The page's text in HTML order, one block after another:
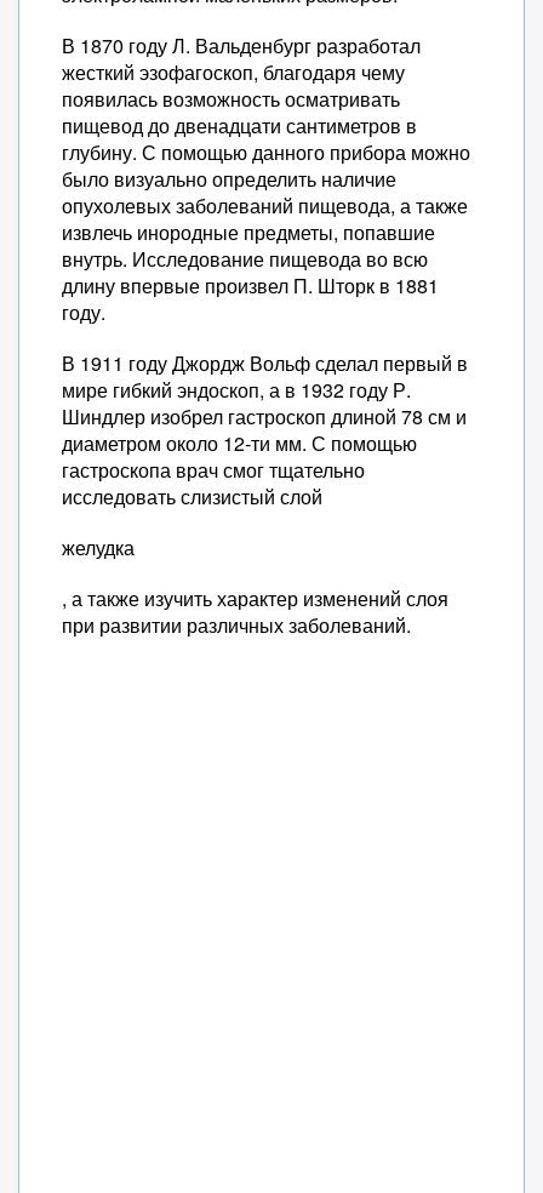
В 1870 году Л. Вальденбург разработал
жесткий эзофагоскоп, благодаря чему
появилась возможность осматривать
пищевод до двенадцати сантиметров в
глубину. С помощью данного прибора можно
было визуально определить наличие
опухолевых заболеваний пищевода, а также
извлечь инородные предметы, попавшие
внутрь. Исследование пищевода во всю
длину впервые произвел П. Шторк в 1881
году.
В 1911 году Джордж Вольф сделал первый в
мире гибкий эндоскоп, а в 1932 году Р.
Шиндлер изобрел гастроскоп длиной 78 см и
диаметром около 12-ти мм. С помощью
гастроскопа врач смог тщательно
исследовать слизистый слой
желудка
, а также изучить характер изменений слоя
при развитии различных заболеваний.